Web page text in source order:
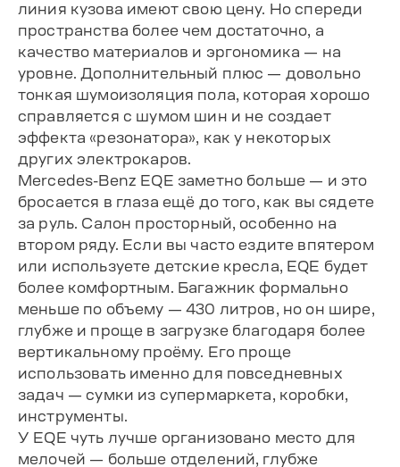
линия кузова имеют свою цену. Но спереди
пространства более чем достаточно, а
качество материалов и эргономика — на
уровне. Дополнительный плюс — довольно
тонкая шумоизоляция пола, которая хорошо
справляется с шумом шин и не создает
эффекта «резонатора», как у некоторых
других электрокаров.
Mercedes-Benz EQE заметно больше — и это
бросается в глаза ещё до того, как вы сядете
за руль. Салон просторный, особенно на
втором ряду. Если вы часто ездите впятером
или используете детские кресла, EQE будет
более комфортным. Багажник формально
меньше по объему — 430 литров, но он шире,
глубже и проще в загрузке благодаря более
вертикальному проёму. Его проще
использовать именно для повседневных
задач — сумки из супермаркета, коробки,
инструменты.
У EQE чуть лучше организовано место для
мелочей — больше отделений, глубже